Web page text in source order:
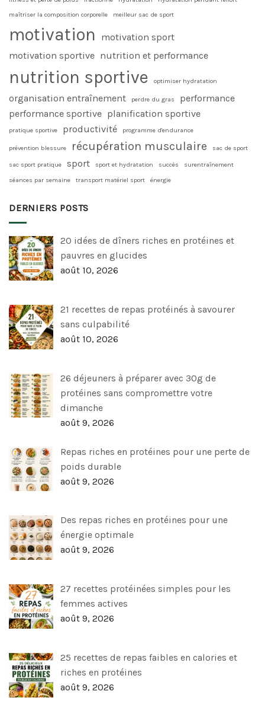
maîtriser la composition corporelle
meilleur sac de sport
motivation
motivation sport
motivation sportive nutrition et performance
nutrition sportive optimiser hydratation
organisation entraînement perdre du gras
performance
performance sportive planification sportive
pratique sportive productivité programme d'endurance
prévention blessure récupération musculaire sac de sport
sac sport pratique sport sport et hydratation succès
surentraînement
séances par semaine
transport matériel sport énergie
DERNIERS POSTS
20 idées de dîners riches en protéines et
pauvres en glucides
août 10, 2026
21 recettes de repas protéinés à savourer
sans culpabilité
août 10, 2026
26 déjeuners à préparer avec 30g de
protéines sans compromettre votre
dimanche
août 9, 2026
Repas riches en protéines pour une perte de
poids durable
août 9, 2026
Des repas riches en protéines pour une
énergie optimale
août 9, 2026
27 recettes protéinées simples pour les
femmes actives
août 9, 2026
25 recettes de repas faibles en calories et
riches en protéines
août 9, 2026